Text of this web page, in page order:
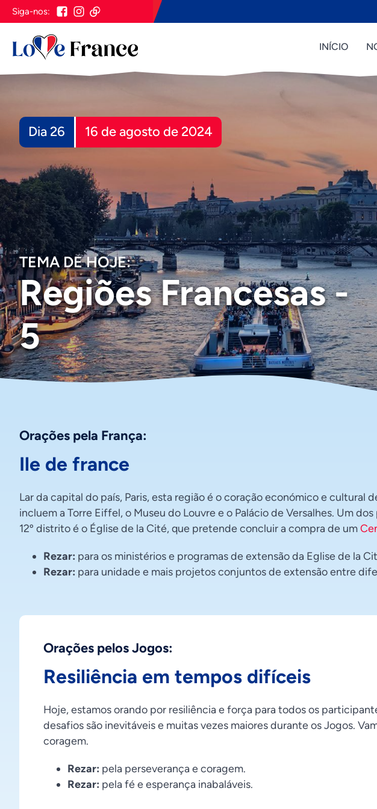
Siga-nos:
INÍCIO
Dia 26 16 de agosto de 2024
TEMA DE HOJE:
Regiões Francesas -
5
Orações pela França:
Ile de france
Lar da capital do país, Paris, esta região é o coração económico e cultural
incluem a Torre Eiffel, o Museu do Louvre e o Palácio de Versalhes. Um
12º distrito é o Église de la Cité, que pretende concluir a compra de um
Rezar: para os ministérios e programas de extensão da Eglise de la
Rezar: para unidade e mais projetos conjuntos de extensão entre
Orações pelos Jogos:
Resiliência em tempos difíceis
Hoje, estamos orando por resiliência e força para todos os
desafios são inevitáveis e muitas vezes maiores durante os Jogos.
coragem.
Rezar: pela perseverança e coragem.
Rezar: pela fé e esperança inabaláveis.